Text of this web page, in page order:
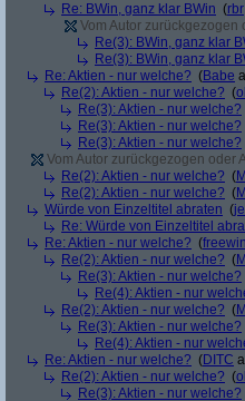
Re: BWin, ganz klar BWin (rbr
Vom Autor
Re(3): BWin, ganz klar
Re(3): BWin, ganz klar
Re: Aktien - nur welche? (Babe
Re(2): Aktien - nur welche? (
Re(3): Aktien - nur welche?
Re(3): Aktien - nur welche?
Re(3): Aktien - nur welche?
Vom Autor zurückgezogen oder
Re(2): Aktien - nur welche? (
Re(2): Aktien - nur welche? (
Würde von Einzeltitel abraten (
Re: Würde von Einzeltitel
Re: Aktien - nur welche? (
Re(2): Aktien - nur welche? (
Re(3): Aktien - nur welche?
Re(4): Aktien - nur
Re(2): Aktien - nur welche? (
Re(3): Aktien - nur welche?
Re(4): Aktien - nur
Re: Aktien - nur welche? (DITC
Re(2): Aktien - nur welche? (
Re(3): Aktien - nur welche?